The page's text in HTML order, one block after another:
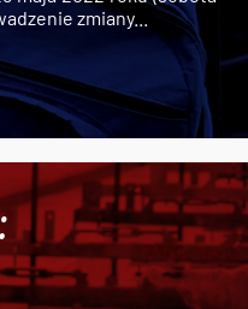
zmiany...